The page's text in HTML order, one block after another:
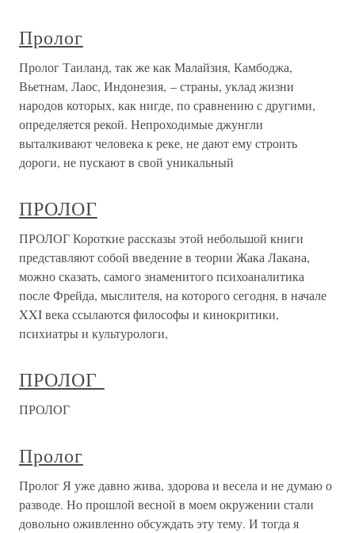
Пролог
Пролог Таиланд, так же как Малайзия, Камбоджа,
Вьетнам, Лаос, Индонезия, – страны, уклад жизни
народов которых, как нигде, по сравнению с другими,
определяется рекой. Непроходимые джунгли
выталкивают человека к реке, не дают ему строить
дороги, не пускают в свой уникальный
ПРОЛОГ
ПРОЛОГ Короткие рассказы этой небольшой книги
представляют собой введение в теории Жака Лакана,
можно сказать, самого знаменитого психоаналитика
после Фрейда, мыслителя, на которого сегодня, в начале
XXI века ссылаются философы и кинокритики,
психиатры и культурологи,
ПРОЛОГ
ПРОЛОГ
Пролог
Пролог Я уже давно жива, здорова и весела и не думаю о
разводе. Но прошлой весной в моем окружении стали
довольно оживленно обсуждать эту тему. И тогда я